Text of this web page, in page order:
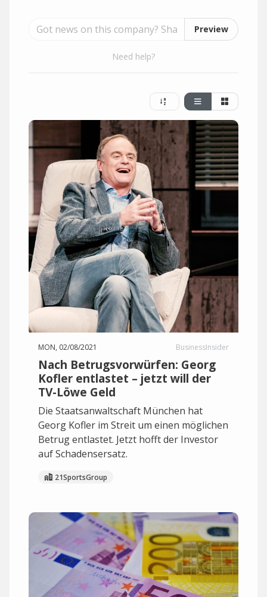
Preview
Need help?
MON, 02/08/2021 BusinessInsider
Nach Betrugsvorwürfen: Georg
Kofler entlastet – jetzt will der
TV-Löwe Geld
Die Staatsanwaltschaft München hat
Georg Kofler im Streit um einen möglichen
Betrug entlastet. Jetzt hofft der Investor
auf Schadensersatz.
21SportsGroup